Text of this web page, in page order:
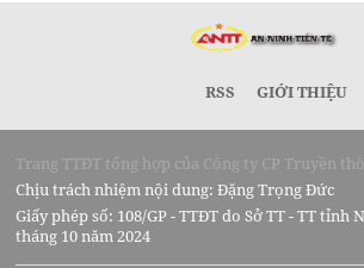
RSS GIỚI THIỆU
Trang TTĐT tổng hợp của Công ty CP Truyền
Chịu trách nhiệm nội dung: Đặng Trọng Đức
Giấy phép số: 108/GP - TTĐT do Sở TT - TT tỉnh
tháng 10 năm 2024